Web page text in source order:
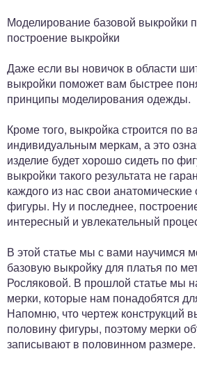
Моделирование базовой выкройки
построение выкройки
Даже если вы новичок в области
выкройки поможет вам быстрее
принципы моделирования одежды.
Кроме того, выкройка строится по
индивидуальным меркам, а это
изделие будет хорошо сидеть по
выкройки такого результата не
каждого из нас свои анатомические
фигуры. Ну и последнее,
интересный и увлекательный
В этой статье мы с вами научимся
базовую выкройку для платья по
Росляковой. В прошлой статье мы
мерки, которые нам понадобятся
Напомню, что чертеж конструкций
половину фигуры, поэтому мерки
записывают в половинном размере.